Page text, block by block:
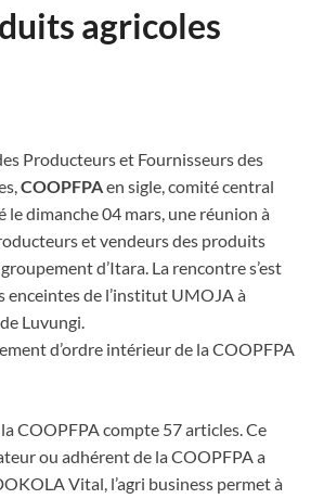
agricoles
Producteurs et Fournisseurs des
COOPFPAen sigle, comité central
le dimanche 04 mars, une réunion à
et vendeurs des produits
d’Itara. La rencontre s’est
enceintes de l’institut UMOJA à
Luvungi.
d’ordre intérieur de la COOPFPA
COOPFPA compte 57 articles. Ce
ou adhérent de la COOPFPA a
Vital, l’agri business permet à